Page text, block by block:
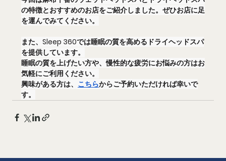
の特徴とおすすめのお店をご紹介しました。ぜひお店に足
を運んでみてください。
また、Sleep 360では睡眠の質を高めるドライヘッドスパ
を提供しています。
睡眠の質を上げたい方や、慢性的な疲労にお悩みの方はお
気軽にご利用ください。
興味がある方は、 こちらからご予約いただければ幸いで
す。